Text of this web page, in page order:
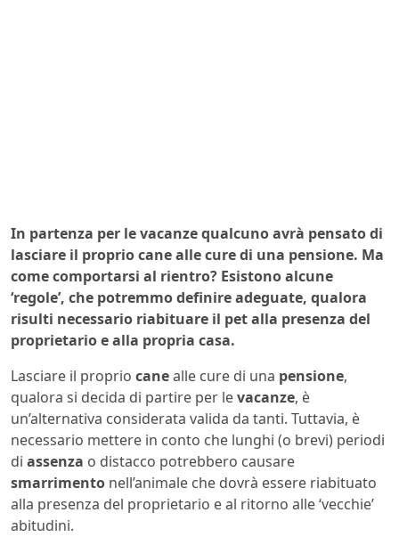
In partenza per le vacanze qualcuno avrà pensato di
lasciare il proprio cane alle cure di una pensione. Ma
come comportarsi al rientro? Esistono alcune
‘regole’, che potremmo definire adeguate, qualora
risulti necessario riabituare il pet alla presenza del
proprietario e alla propria casa.
Lasciare il proprio canealle cure di una pensione,
qualora si decida di partire per levacanze, è
un’alternativa considerata valida da tanti. Tuttavia, è
necessario mettere in conto che lunghi (o brevi) periodi
di assenza o distacco potrebbero causare
smarrimento nell’animale che dovrà essere riabituato
alla presenza del proprietario e al ritorno alle ‘vecchie’
abitudini.